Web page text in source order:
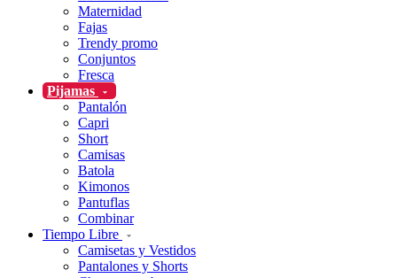
Maternidad
Fajas
Trendy promo
Conjuntos
Fresca
Pijamas
Pantalón
Capri
Short
Camisas
Batola
Kimonos
Pantuflas
Combinar
Tiempo Libre
Camisetas y Vestidos
Pantalones y Shorts